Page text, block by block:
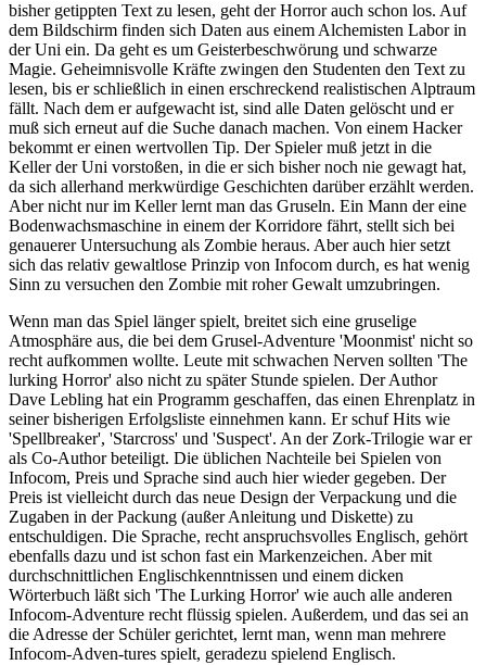
bisher getippten Text zu lesen, geht der Horror auch schon los. Auf
dem Bildschirm finden sich Daten aus einem Alchemisten Labor in
der Uni ein. Da geht es um Geisterbeschwörung und schwarze
Magie. Geheimnisvolle Kräfte zwingen den Studenten den Text zu
lesen, bis er schließlich in einen erschreckend realistischen Alptraum
fällt. Nach dem er aufgewacht ist, sind alle Daten gelöscht und er
muß sich erneut auf die Suche danach machen. Von einem Hacker
bekommt er einen wertvollen Tip. Der Spieler muß jetzt in die
Keller der Uni vorstoßen, in die er sich bisher noch nie gewagt hat,
da sich allerhand merkwürdige Geschichten darüber erzählt werden.
Aber nicht nur im Keller lernt man das Gruseln. Ein Mann der eine
Bodenwachsmaschine in einem der Korridore fährt, stellt sich bei
genauerer Untersuchung als Zombie heraus. Aber auch hier setzt
sich das relativ gewaltlose Prinzip von Infocom durch, es hat wenig
Sinn zu versuchen den Zombie mit roher Gewalt umzubringen.
Wenn man das Spiel länger spielt, breitet sich eine gruselige
Atmosphäre aus, die bei dem Grusel-Adventure 'Moonmist' nicht so
recht aufkommen wollte. Leute mit schwachen Nerven sollten 'The
lurking Horror' also nicht zu später Stunde spielen. Der Author
Dave Lebling hat ein Programm geschaffen, das einen Ehrenplatz in
seiner bisherigen Erfolgsliste einnehmen kann. Er schuf Hits wie
'Spellbreaker', 'Starcross' und 'Suspect'. An der Zork-Trilogie war er
als Co-Author beteiligt. Die üblichen Nachteile bei Spielen von
Infocom, Preis und Sprache sind auch hier wieder gegeben. Der
Preis ist vielleicht durch das neue Design der Verpackung und die
Zugaben in der Packung (außer Anleitung und Diskette) zu
entschuldigen. Die Sprache, recht anspruchsvolles Englisch, gehört
ebenfalls dazu und ist schon fast ein Markenzeichen. Aber mit
durchschnittlichen Englischkenntnissen und einem dicken
Wörterbuch läßt sich 'The Lurking Horror' wie auch alle anderen
Infocom-Adventure recht flüssig spielen. Außerdem, und das sei an
die Adresse der Schüler gerichtet, lernt man, wenn man mehrere
Infocom-Adven-tures spielt, geradezu spielend Englisch.